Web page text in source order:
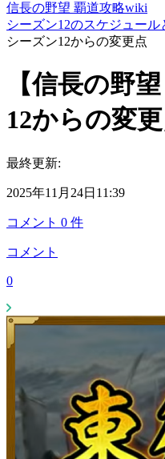
信長の野望 覇道攻略wiki
シーズン12のスケジュール
シーズン12からの変更点
【信長の野
12からの変
最終更新:
2025年11月24日11:39
コメント 0 件
コメント
0